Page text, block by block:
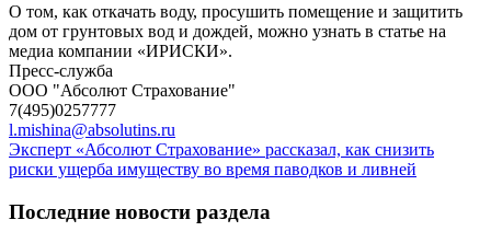
О том, как откачать воду, просушить помещение и защитить
дом от грунтовых вод и дождей, можно узнать в статье на
медиа компании «ИРИСКИ».
Пресс-служба
ООО "Абсолют Страхование"
7(495)0257777
l.mishina@absolutins.ru
Эксперт «Абсолют Страхование» рассказал, как снизить
риски ущерба имуществу во время паводков и ливней
Последние новости раздела